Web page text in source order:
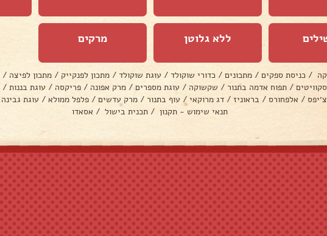
ללא גלוטן מרקים
/ כניסת ספקים / מתכונים / כדורי שוקולד / עוגת שוקולד / מתכון לפנקייק / מתכון לפיצה /
/ תפוח אדמה בתנור / שקשוקה / עוגת מספרים / מרק אפונה / פריקסה / עוגת בננות /
/ אלפחורס / בראוניז / דג מרוקאי / עוף בתנור / מרק עדשים / פלפל ממולא / עוגת
תנאי שימוש - תקנון / תכנית בישול / אסאדו